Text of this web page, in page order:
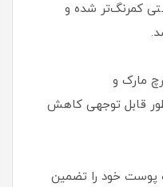
کمرنگ‌تر شده و
مارک و
قابل توجهی کاهش
پوست خود را تضمین